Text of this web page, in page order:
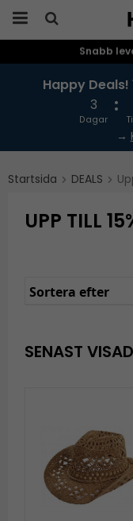
Snabb
Happy
3
Dagar
→
Startsida DEALS
UPP TILL
Sortera efter
SENAST